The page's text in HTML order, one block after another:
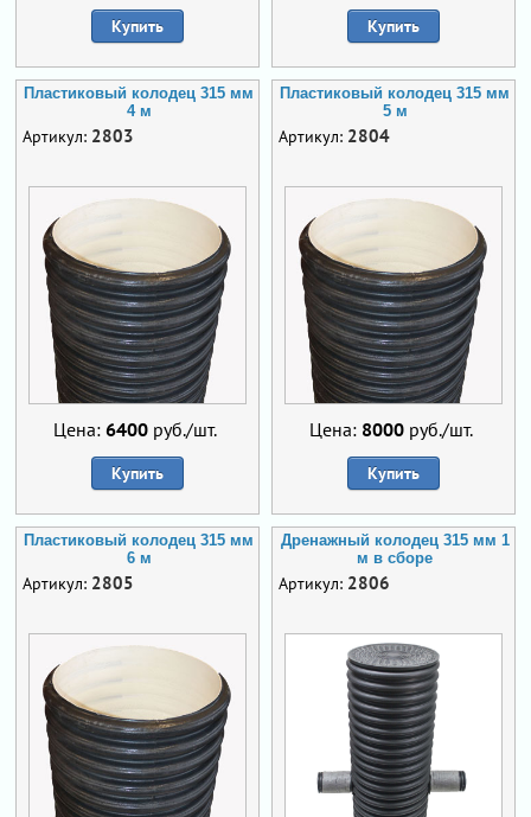
Купить Купить
Пластиковый колодец 315 мм
4 м
Артикул: 2803
Цена: 6400руб./шт.
Купить
Пластиковый колодец 315 мм
5 м
Артикул: 2804
Цена: 8000руб./шт.
Купить
Пластиковый колодец 315 мм
6 м
Артикул: 2805
Дренажный колодец 315 мм 1
м в сборе
Артикул: 2806